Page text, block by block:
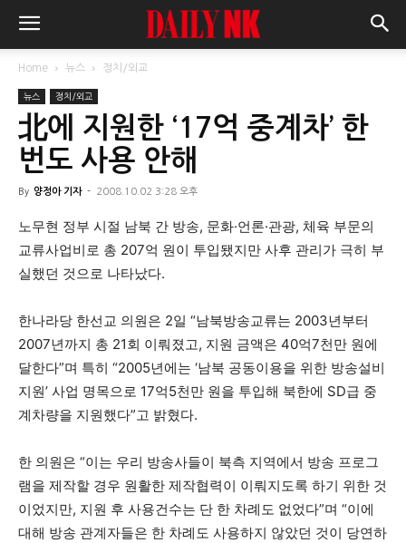
Home 뉴스 정치/외교
뉴스 정치/외교
北에 지원한 ‘17억 중계차’ 한
번도 사용 안해
By 양정아 기자 - 2008.10.02 3:28 오후
노무현 정부 시절 남북 간 방송, 문화·언론·관광, 체육 부문의
교류사업비로 총 207억 원이 투입됐지만 사후 관리가 극히 부
실했던 것으로 나타났다.
한나라당 한선교 의원은 2일 “남북방송교류는 2003년부터
2007년까지 총 21회 이뤄졌고, 지원 금액은 40억7천만 원에
달한다”며 특히 “2005년에는 ‘남북 공동이용을 위한 방송설비
지원’ 사업 명목으로 17억5천만 원을 투입해 북한에 SD급 중
계차량을 지원했다”고 밝혔다.
한 의원은 “이는 우리 방송사들이 북측 지역에서 방송 프로그
램을 제작할 경우 원활한 제작협력이 이뤄지도록 하기 위한 것
이었지만, 지원 후 사용건수는 단 한 차례도 없었다”며 “이에
대해 방송 관계자들은 한 차례도 사용하지 않았던 것이 당연하